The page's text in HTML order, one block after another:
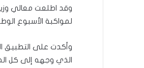
وقد اطلعت معالي وزيرة
لمواكبة الأسبوع
وأكدت على التطبيق
الذي وجهه إلى كل